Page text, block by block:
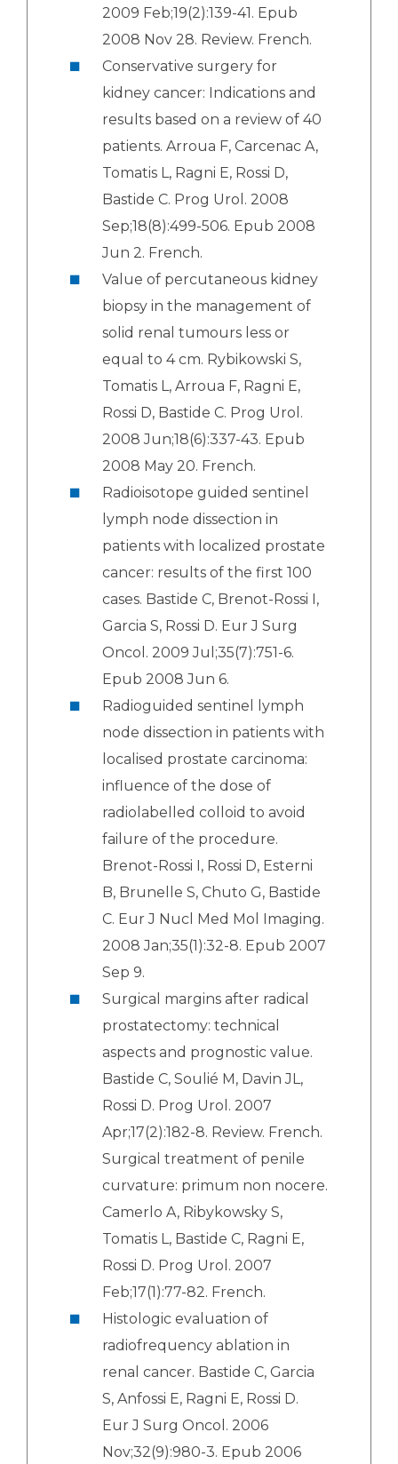
2009 Feb;19(2):139-41. Epub
2008 Nov 28. Review. French.
Conservative surgery for
kidney cancer: Indications and
results based on a review of 40
patients. Arroua F, Carcenac A,
Tomatis L, Ragni E, Rossi D,
Bastide C. Prog Urol. 2008
Sep;18(8):499-506. Epub 2008
Jun 2. French.
Value of percutaneous kidney
biopsy in the management of
solid renal tumours less or
equal to 4 cm. Rybikowski S,
Tomatis L, Arroua F, Ragni E,
Rossi D, Bastide C. Prog Urol.
2008 Jun;18(6):337-43. Epub
2008 May 20. French.
Radioisotope guided sentinel
lymph node dissection in
patients with localized prostate
cancer: results of the first 100
cases. Bastide C, Brenot-Rossi I,
Garcia S, Rossi D. Eur J Surg
Oncol. 2009 Jul;35(7):751-6.
Epub 2008 Jun 6.
Radioguided sentinel lymph
node dissection in patients with
localised prostate carcinoma:
influence of the dose of
radiolabelled colloid to avoid
failure of the procedure.
Brenot-Rossi I, Rossi D, Esterni
B, Brunelle S, Chuto G, Bastide
C. Eur J Nucl Med Mol Imaging.
2008 Jan;35(1):32-8. Epub 2007
Sep 9.
Surgical margins after radical
prostatectomy: technical
aspects and prognostic value.
Bastide C, Soulié M, Davin JL,
Rossi D. Prog Urol. 2007
Apr;17(2):182-8. Review. French.
Surgical treatment of penile
curvature: primum non nocere.
Camerlo A, Ribykowsky S,
Tomatis L, Bastide C, Ragni E,
Rossi D. Prog Urol. 2007
Feb;17(1):77-82. French.
Histologic evaluation of
radiofrequency ablation in
renal cancer. Bastide C, Garcia
S, Anfossi E, Ragni E, Rossi D.
Eur J Surg Oncol. 2006
Nov;32(9):980-3. Epub 2006